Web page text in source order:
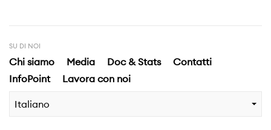
SU DI NOI
Chi siamo Media Doc & Stats
Contatti
InfoPoint
Lavora con noi
Italiano